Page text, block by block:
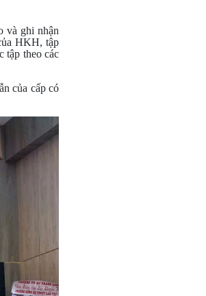
và ghi nhận
HKH, tập
tập theo các
của cấp có